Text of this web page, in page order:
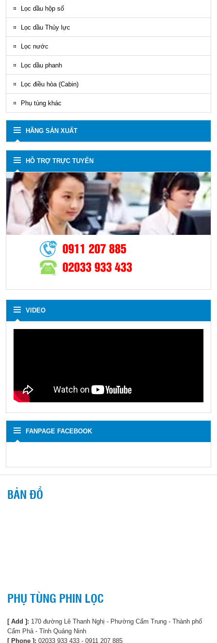
Lọc dầu hộp số
Lọc dầu Thủy lực
Lọc nước
Lọc dầu phanh
Lọc điều hòa (Cabin)
Phụ tùng khác
HÃNG SẢN XUẤT
HỖ TRỢ TRỰC TUYẾN
0911 207 885
02033 933 433
VIDEO
FANPAGE FACEBOOK
BẢN ĐỒ
PHỤ TÙNG PHIN LỌC
[ Add ]: 170 đường Lê Thanh Nghị - Phường Cẩm Trung - Thành phố
Cẩm Phả - Tỉnh Quảng Ninh
[ Phone ]: 02033 933 433 - 0911 207 885